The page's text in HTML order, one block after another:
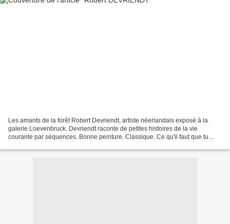
Les amants de la forêt Robert Devriendt, artiste néerlandais exposé à la
galerie Loevenbruck. Devriendt raconte de petites histoires de la vie
courante par séquences. Bonne peinture. Classique. Ce qu'il faut que tu